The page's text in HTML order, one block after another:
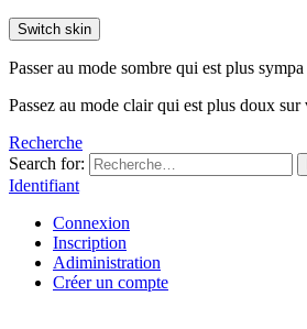
Switch skin
Passer au mode sombre qui est plus
Passez au mode clair qui est plus doux
Recherche
Search for:
Identifiant
Connexion
Inscription
Adiministration
Créer un compte